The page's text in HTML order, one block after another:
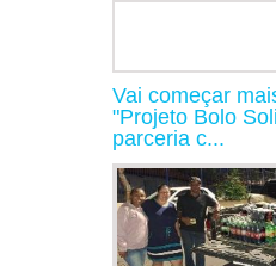
Vai começar
"Projeto Bolo
parceria c...